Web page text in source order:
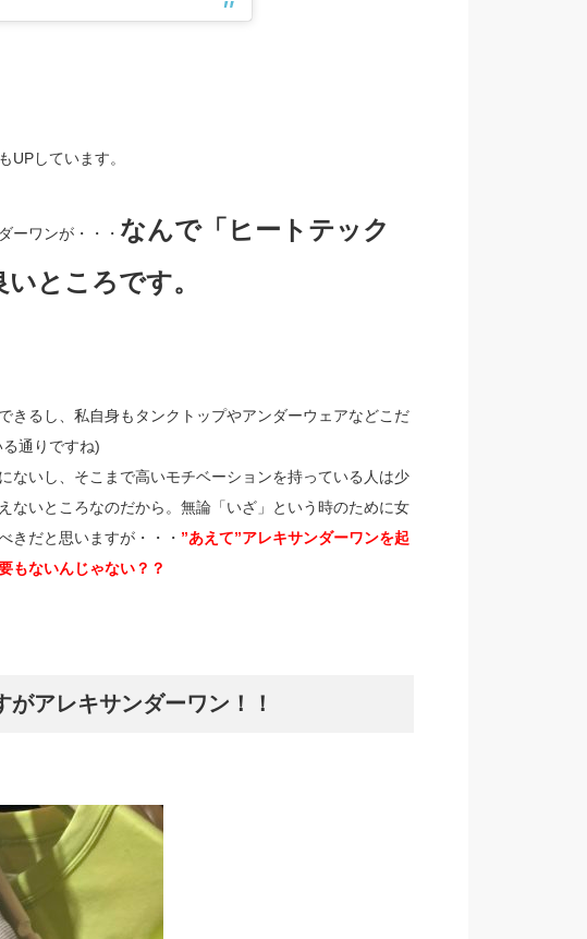
UPしています。
ーワンが・・・ なんで「ヒートテック
ところです。
きるし、私自身もタンクトップやアンダーウェアなどこだ
通りですね)
ないし、そこまで高いモチベーションを持っている人は少
ないところなのだから。無論「いざ」という時のために女
きだと思いますが・・・ ”あえて”アレキサンダーワンを起
もないんじゃない？？
アレキサンダーワン！！